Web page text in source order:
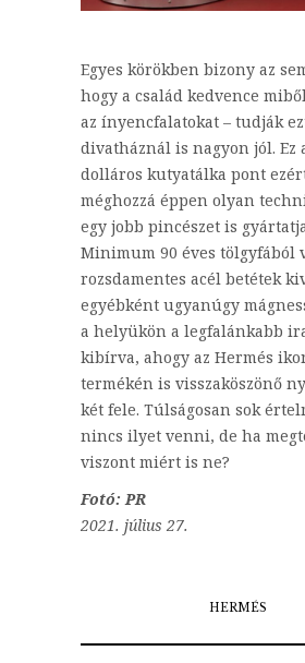
Egyes körökben bizony az
hogy a család kedvence
az ínyencfalatokat – tudják
divatháznál is nagyon jól. Ez
dolláros kutyatálka pont
méghozzá éppen olyan
egy jobb pincészet is
Minimum 90 éves tölgyfából
rozsdamentes acél betétek
egyébként ugyanúgy
a helyükön a legfalánkabb
kibírva, ahogy az Hermés
termékén is visszaköszönő
két fele. Túlságosan sok
nincs ilyet venni, de ha
viszont miért is ne?
Fotó: PR
2021. július 27.
HERMÉS